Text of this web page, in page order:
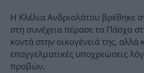
Η Κλέλια Ανδριολάτου βρέθηκε
στη συνέχεια πέρασε το Πάσχα
κοντά στην οικογένειά της, αλλά
επαγγελματικές υποχρεώσεις
προβών.